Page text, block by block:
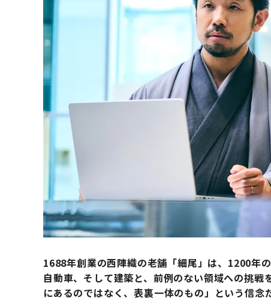
1688年創業の西陣織の老舗「細尾」は、1200年
自動車、そして建築と、前例のない領域への挑
にあるのではなく、表裏一体のもの」という信念